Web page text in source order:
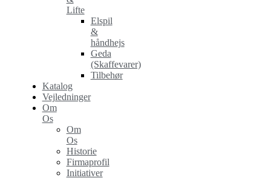
Lifte
Elspil
&
håndhejs
Geda
(Skaffevarer)
Tilbehør
Katalog
Vejledninger
Om
Os
Om
Os
Historie
Firmaprofil
Initiativer